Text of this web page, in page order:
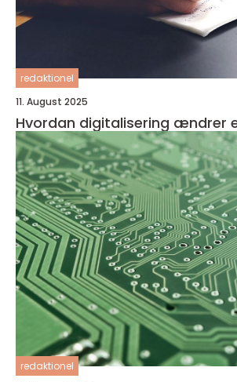
redaktionel
11. August 2025
Hvordan digitalisering ændrer
redaktionel